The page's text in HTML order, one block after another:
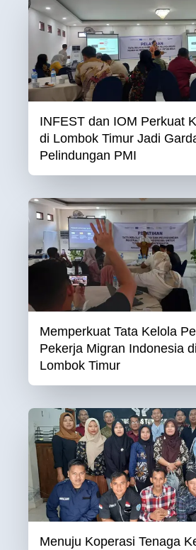
INFEST dan IOM Perkuat
di Lombok Timur Jadi
Pelindungan PMI
Memperkuat Tata Kelola
Pekerja Migran Indonesia
Lombok Timur
Menuju Koperasi Tenaga